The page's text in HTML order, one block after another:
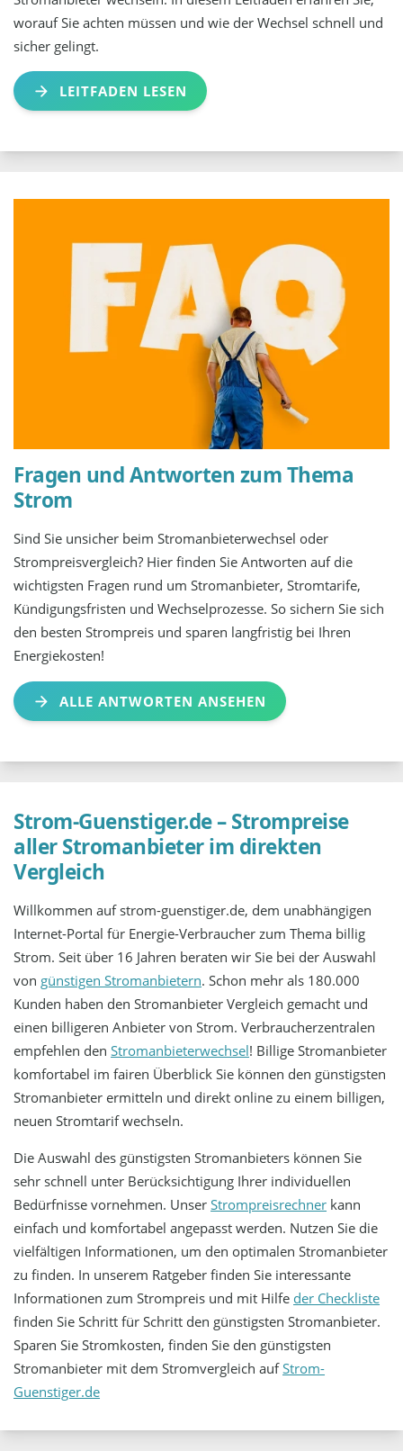
worauf Sie achten müssen und wie der Wechsel schnell und
sicher gelingt.
LEITFADEN LESEN
Fragen und Antworten zum Thema
Strom
Sind Sie unsicher beim Stromanbieterwechsel oder
Strompreisvergleich? Hier finden Sie Antworten auf die
wichtigsten Fragen rund um Stromanbieter, Stromtarife,
Kündigungsfristen und Wechselprozesse. So sichern Sie sich
den besten Strompreis und sparen langfristig bei Ihren
Energiekosten!
ALLE ANTWORTEN ANSEHEN
Strom-Guenstiger.de – Strompreise
aller Stromanbieter im direkten
Vergleich
Willkommen auf strom-guenstiger.de, dem unabhängigen
Internet-Portal für Energie-Verbraucher zum Thema billig
Strom. Seit über 16 Jahren beraten wir Sie bei der Auswahl
von günstigen Stromanbietern. Schon mehr als 180.000
Kunden haben den Stromanbieter Vergleich gemacht und
einen billigeren Anbieter von Strom. Verbraucherzentralen
empfehlen denStromanbieterwechsel! Billige Stromanbieter
komfortabel im fairen Überblick Sie können den günstigsten
Stromanbieter ermitteln und direkt online zu einem billigen,
neuen Stromtarif wechseln.
Die Auswahl des günstigsten Stromanbieters können Sie
sehr schnell unter Berücksichtigung Ihrer individuellen
Bedürfnisse vornehmen. UnserStrompreisrechner kann
einfach und komfortabel angepasst werden. Nutzen Sie die
vielfältigen Informationen, um den optimalen Stromanbieter
zu finden. In unserem Ratgeber finden Sie interessante
Informationen zum Strompreis und mit Hilfe der Checkliste
finden Sie Schritt für Schritt den günstigsten Stromanbieter.
Sparen Sie Stromkosten, finden Sie den günstigsten
Stromanbieter mit dem Stromvergleich aufStrom-
Guenstiger.de